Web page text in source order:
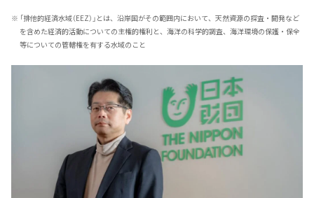
※ 「排他的経済水域（EEZ）」とは、沿岸国がその範囲内において、天然資源の探査・開発など
を含めた経済的活動についての主権的権利と、海洋の科学的調査、海洋環境の保護・保全
等についての管轄権を有する水域のこと